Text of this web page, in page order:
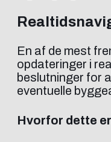
En af de mest
opdateringer i
beslutninger for
eventuelle
Hvorfor dette